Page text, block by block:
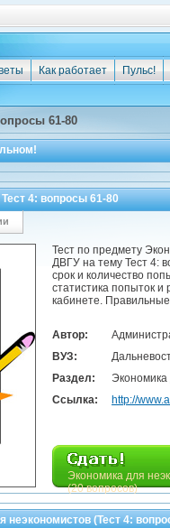
Пульс!
Как работает
61-80
4: вопросы 61-80
Тест по предмету
ДВГУ на тему Тест 4:
срок и количество
статистика попыток
кабинете.
Автор:
ВУЗ:
Раздел:
Экономика
Ссылка:
http://
Экономика для
(20 вопросов)
(Тест 4: